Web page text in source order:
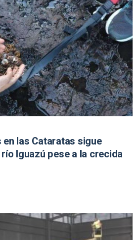
las Cataratas sigue
Iguazú pese a la crecida